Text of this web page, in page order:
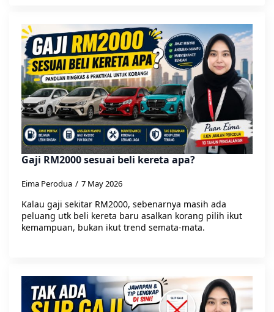
Gaji RM2000 sesuai beli kereta apa?
Eima Perodua 7 May 2026
Kalau gaji sekitar RM2000, sebenarnya masih ada
peluang utk beli kereta baru asalkan korang pilih ikut
kemampuan, bukan ikut trend semata-mata.